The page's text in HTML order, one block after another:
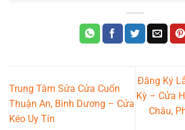
Trung Tâm Sửa Cửa Cuốn
Thuận An, Bình Dương – Cửa
Kéo Uy Tín
Đăng Ký
Kỳ – Cửa
Châu,